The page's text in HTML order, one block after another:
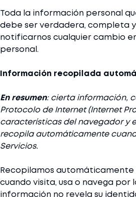
Toda la información personal
debe ser verdadera, completa
notificarnos cualquier cambio
personal.
Información recopilada
En resumen: cierta información,
Protocolo de Internet (Internet
características del navegador y
recopila automáticamente
Servicios.
Recopilamos
cuando visita, usa o navega por
información no revela su